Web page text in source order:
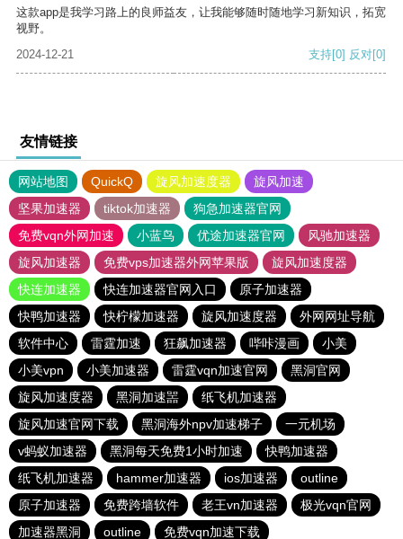
这款app是我学习路上的良师益友，让我能够随时随地学习新知识，拓宽
视野。
2024-12-21
支持[0] 反对[0]
友情链接
网站地图 QuickQ 旋风加速度器
旋风加速
坚果加速器
tiktok加速器
狗急加速器官网
免费vqn外网加速
小蓝鸟 优途加速器官网
风驰加速器
旋风加速器
免费vps加速器外网苹果版
旋风加速度器
快连加速器
快连加速器官网入口
原子加速器
快鸭加速器
快柠檬加速器 旋风加速度器
外网网址导航
软件中心
雷霆加速 狂飙加速器 哔咔漫画
小美
小美vpn
小美加速器 雷霆vqn加速官网
黑洞官网
旋风加速度器
黑洞加速噐
纸飞机加速器
旋风加速官网下载
黑洞海外npv加速梯子
一元机场
v蚂蚁加速器
黑洞每天免费1小时加速
快鸭加速器
纸飞机加速器
hammer加速器 ios加速器
outline
原子加速器
免费跨墙软件 老王vn加速器
极光vqn官网
加速器黑洞
outline 免费vqn加速下载